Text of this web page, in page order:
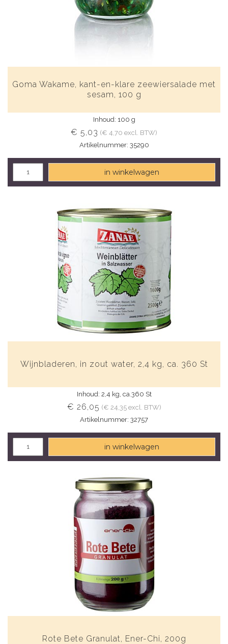
Goma Wakame, kant-en-klare zeewiersalade met
sesam, 100 g
Inhoud: 100 g
€ 5,03 (€ 4,70 excl. BTW)
Artikelnummer: 35290
in winkelwagen
Wijnbladeren, in zout water, 2,4 kg, ca. 360 St
Inhoud: 2,4 kg, ca.360 St
€ 26,05 (€ 24,35 excl. BTW)
Artikelnummer: 32757
in winkelwagen
Rote Bete Granulat, Ener-Chi, 200g